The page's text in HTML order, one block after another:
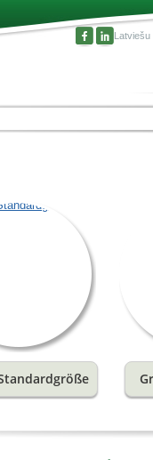
Latviešu
von Substraten
der
Der
und
Sie
und